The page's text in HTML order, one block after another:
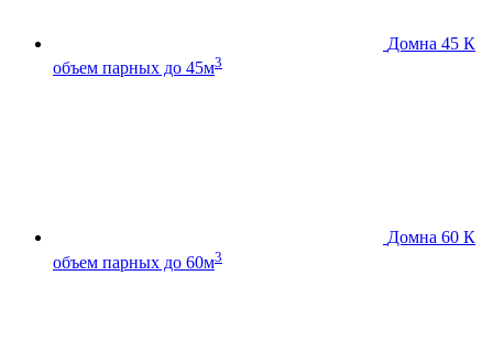
Домна 45 К
объем парных до 45м3
Домна 60 К
объем парных до 60м3